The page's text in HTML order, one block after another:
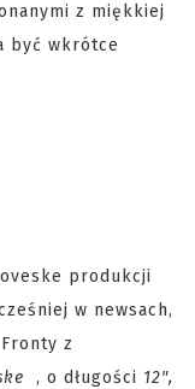
z miękkiej
być wkrótce
produkcji
w newsach,
z
, o długości 12",